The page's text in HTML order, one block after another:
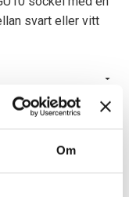
Om
svart eller vitt